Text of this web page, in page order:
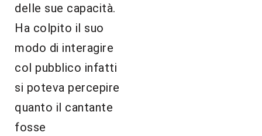
delle sue capacità.
Ha colpito il suo
modo di interagire
col pubblico infatti
si poteva percepire
quanto il cantante
fosse